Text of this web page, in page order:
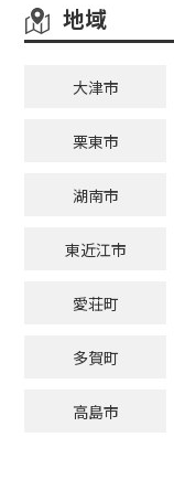
地域
大津市
栗東市
湖南市
東近江市
愛荘町
多賀町
高島市